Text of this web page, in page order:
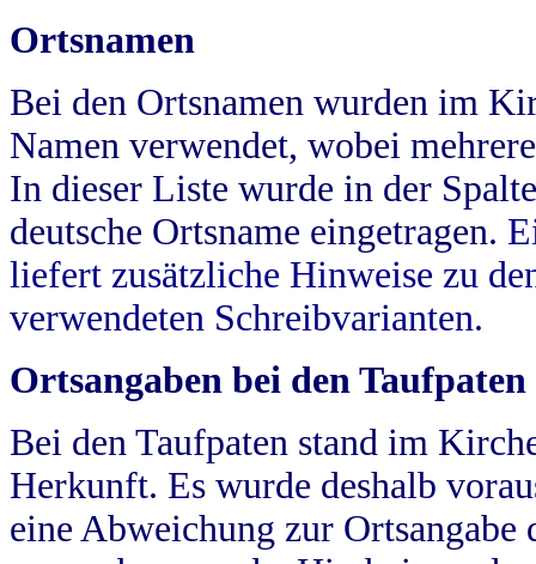
Ortsnamen
Bei den Ortsnamen wurden im
Namen verwendet, wobei
In dieser Liste wurde in der
deutsche Ortsname eingetragen.
liefert zusätzliche Hinweise zu
verwendeten Schreibvarianten.
Ortsangaben bei den Taufpaten
Bei den Taufpaten stand im
Herkunft. Es wurde deshalb
eine Abweichung zur